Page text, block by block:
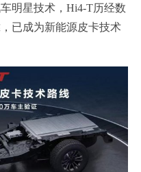
明星技术，Hi4-T历经数
已成为新能源皮卡技术